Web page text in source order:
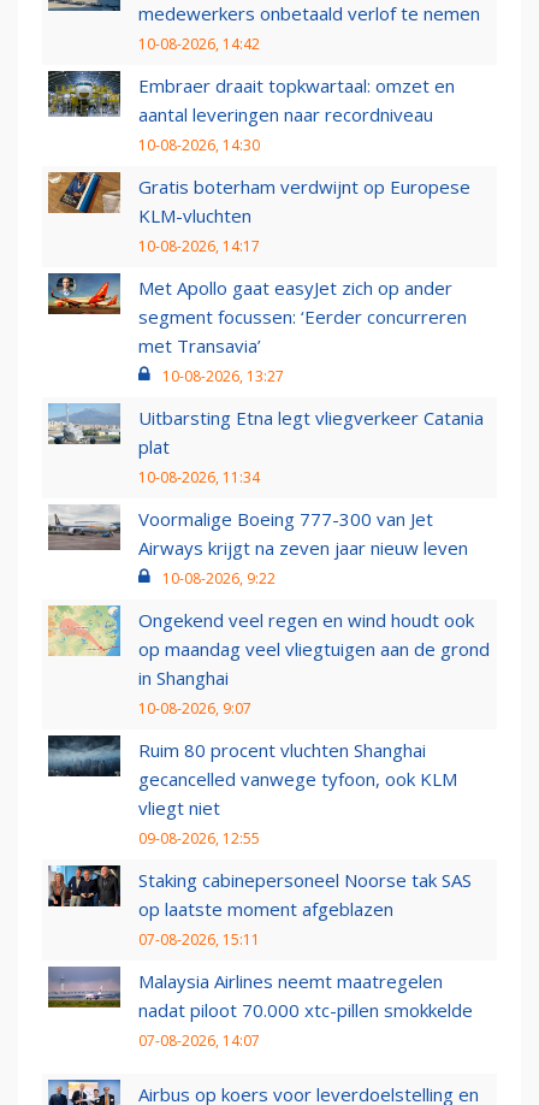
medewerkers onbetaald verlof te nemen
10-08-2026, 14:42
Embraer draait topkwartaal: omzet en
aantal leveringen naar recordniveau
10-08-2026, 14:30
Gratis boterham verdwijnt op Europese
KLM-vluchten
10-08-2026, 14:17
Met Apollo gaat easyJet zich op ander
segment focussen: ‘Eerder concurreren
met Transavia’
10-08-2026, 13:27
Uitbarsting Etna legt vliegverkeer Catania
plat
10-08-2026, 11:34
Voormalige Boeing 777-300 van Jet
Airways krijgt na zeven jaar nieuw leven
10-08-2026, 9:22
Ongekend veel regen en wind houdt ook
op maandag veel vliegtuigen aan de grond
in Shanghai
10-08-2026, 9:07
Ruim 80 procent vluchten Shanghai
gecancelled vanwege tyfoon, ook KLM
vliegt niet
09-08-2026, 12:55
Staking cabinepersoneel Noorse tak SAS
op laatste moment afgeblazen
07-08-2026, 15:11
Malaysia Airlines neemt maatregelen
nadat piloot 70.000 xtc-pillen smokkelde
07-08-2026, 14:07
Airbus op koers voor leverdoelstelling en